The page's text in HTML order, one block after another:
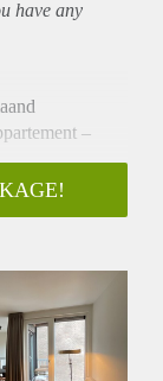
have any
–
Klarendal
aan voor
staat van
(3 tot 6
voor tijdelijke